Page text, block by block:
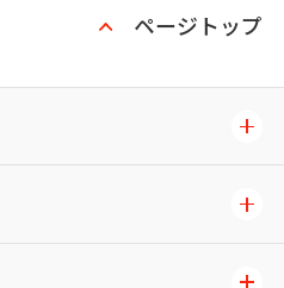
ページトップ